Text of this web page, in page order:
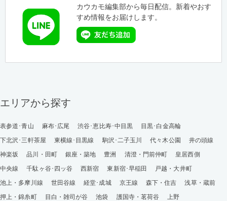
カウカモ編集部から毎日配信。新着やおす
すめ情報をお届けします。
エリアから探す
表参道･青山 麻布･広尾 渋谷･恵比寿･中目黒
目黒･白金高輪
下北沢･三軒茶屋
東横線･目黒線 駒沢･二子玉川 代々木公園
井の頭線
神楽坂
品川・田町 銀座・築地 豊洲 清澄・門前仲町
皇居西側
中央線
千駄ヶ谷･四ッ谷 西新宿 東新宿･早稲田
戸越・大井町
池上・多摩川線
世田谷線 経堂･成城 京王線 森下・住吉
浅草・蔵前
押上・錦糸町
目白・雑司が谷 池袋 護国寺・茗荷谷
上野